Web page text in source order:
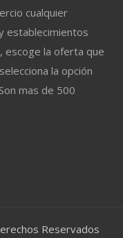
cualquier
establecimientos
escoge la oferta que
la opción
mas de 500
Reservados